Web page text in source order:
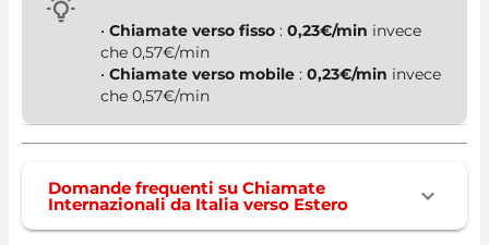
• Chiamate verso fisso : 0,23€/min invece
che 0,57€/min
• Chiamate verso mobile : 0,23€/min invece
che 0,57€/min
Domande frequenti su Chiamate
Internazionali da Italia verso Estero